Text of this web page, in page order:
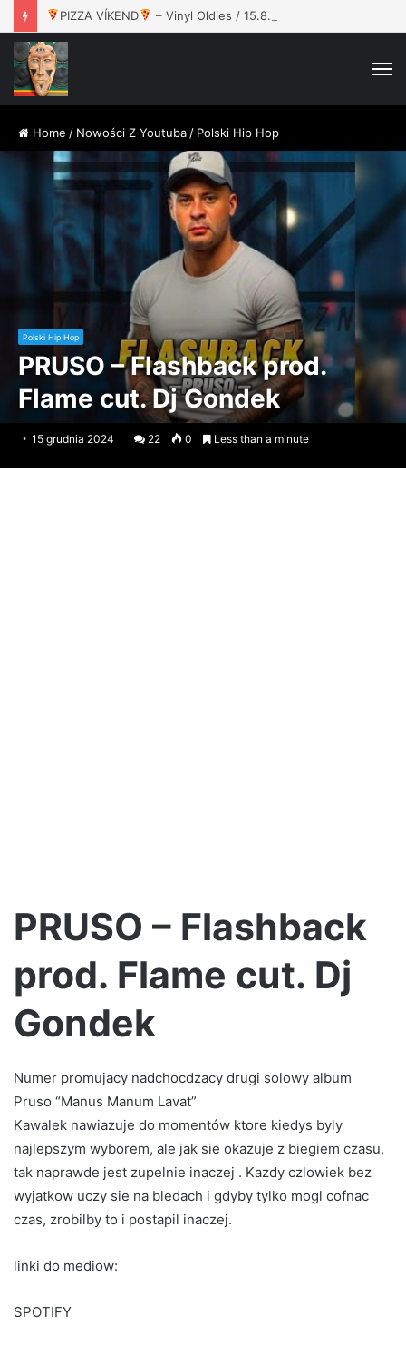
PIZZA VÍKEND – Vinyl Oldies / 15.8. / Rokáč Jablunkov
Home / Nowości Z Youtuba / Polski Hip Hop
Polski Hip Hop
PRUSO – Flashback prod.
Flame cut. Dj Gondek
15 grudnia 2024 22 0 Less than a minute
PRUSO – Flashback
prod. Flame cut. Dj
Gondek
Numer promujacy nadchocdzacy drugi solowy album
Pruso “Manus Manum Lavat”
Kawalek nawiazuje do momentów ktore kiedys byly
najlepszym wyborem, ale jak sie okazuje z biegiem czasu,
tak naprawde jest zupelnie inaczej . Kazdy czlowiek bez
wyjatkow uczy sie na bledach i gdyby tylko mogl cofnac
czas, zrobilby to i postapil inaczej.
linki do mediow:
SPOTIFY